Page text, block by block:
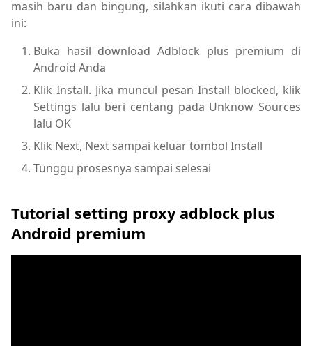
masih baru dan bingung, silahkan ikuti cara dibawah
ini:
Buka hasil download Adblock plus premium di
Android Anda
Klik Install. Jika muncul pesan Install blocked, klik
Settings lalu beri centang pada Unknow Sources
lalu OK
Klik Next, Next sampai keluar tombol Install
Tunggu prosesnya sampai selesai
Tutorial setting proxy adblock plus
Android premium